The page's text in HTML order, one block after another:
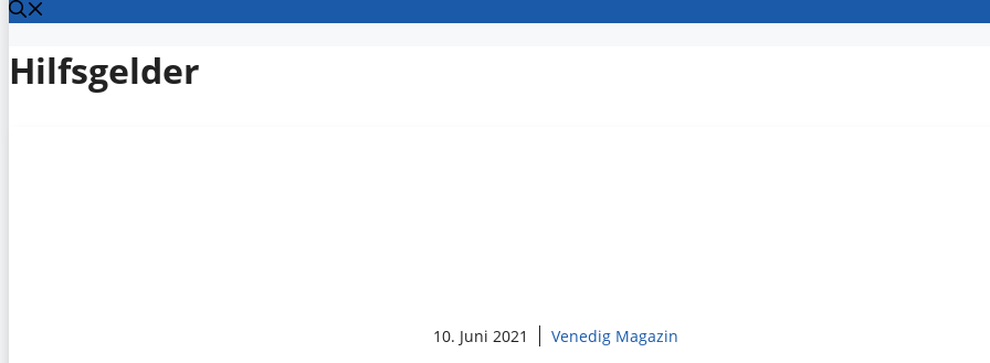
Hilfsgelder
10. Juni 2021 Venedig Magazin